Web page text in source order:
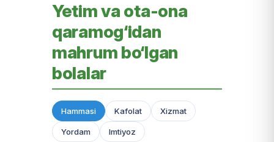
Yetim va ota-ona
qaramog‘idan
mahrum bo‘lgan
bolalar
Hammasi Kafolat Xizmat
Yordam Imtiyoz